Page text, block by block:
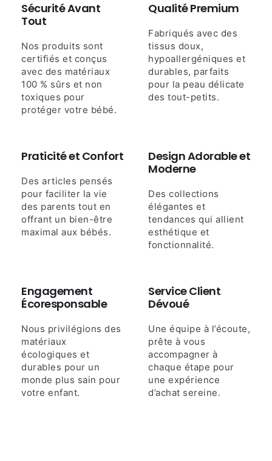
Sécurité Avant
Tout
Nos produits sont
certifiés et conçus
avec des matériaux
100 % sûrs et non
toxiques pour
protéger votre bébé.
Qualité Premium
Fabriqués avec des
tissus doux,
hypoallergéniques et
durables, parfaits
pour la peau délicate
des tout-petits.
Praticité et Confort
Des articles pensés
pour faciliter la vie
des parents tout en
offrant un bien-être
maximal aux bébés.
Design Adorable et
Moderne
Des collections
élégantes et
tendances qui allient
esthétique et
fonctionnalité.
Engagement
Écoresponsable
Nous privilégions des
matériaux
écologiques et
durables pour un
monde plus sain pour
votre enfant.
Service Client
Dévoué
Une équipe à l’écoute,
prête à vous
accompagner à
chaque étape pour
une expérience
d’achat sereine.